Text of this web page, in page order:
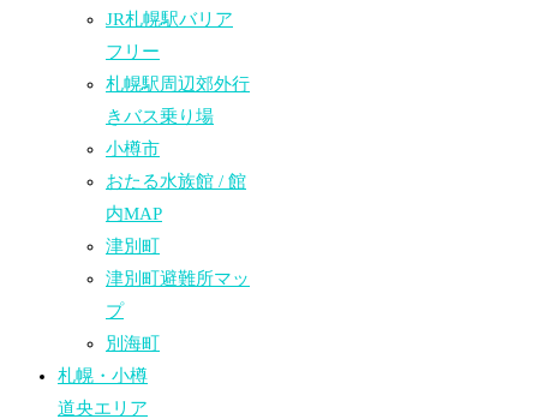
JR札幌駅バリア
フリー
札幌駅周辺郊外行
きバス乗り場
小樽市
おたる水族館 / 館
内MAP
津別町
津別町避難所マッ
プ
別海町
札幌・小樽
道央エリア